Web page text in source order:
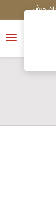
الكرة الأردنية
فتح